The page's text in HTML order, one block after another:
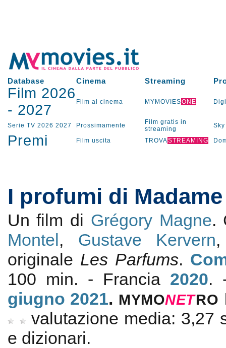
Database Cinema Streaming
Film 2026
- 2027 Film al cinema MYMOVIESONE
Serie TV 2026 2027 Prossimamente
Film gratis in
streaming
Sky
Premi Film uscita TROVASTREAMING
I profumi di
Un film di Grégory Magne.
Montel, Gustave Kervern
originale Les Parfums.
100 min. - Francia 2020.
giugno 2021. MYMONETRO
valutazione media: 3,27
e dizionari.